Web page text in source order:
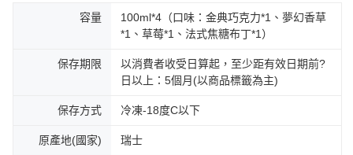
容量
100ml*4（口味：金典巧克力*1、夢幻香草
*1、草莓*1、法式焦糖布丁*1）
保存期限
以消費者收受日算起，至少距有效日期前?
日以上：5個月(以商品標籤為主)
保存方式 冷凍-18度C以下
原產地(國家) 瑞士